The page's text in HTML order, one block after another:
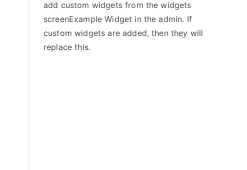
add custom widgets from the widgets
screenExample Widget in the admin. If
custom widgets are added, then they will
replace this.